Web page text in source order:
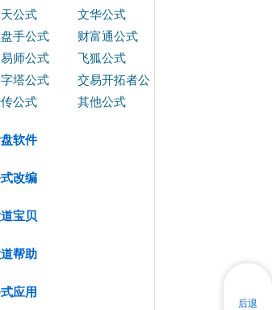
公式
文华公式
手公式
财富通公式
师公式
飞狐公式
塔公式
交易开拓者公
式
公式 其他公式
软件
改编
宝贝
帮助
应用
后退